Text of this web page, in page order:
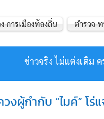
ข่าวจริง ไม่แต่งเติม
-การเมืองท้องถิ่น ตำรวจ-
งผู้กำกับ “ไมค์” โ